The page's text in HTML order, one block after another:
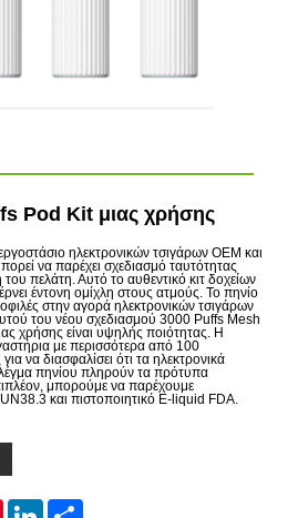
Pod Kit μιας χρήσης
ηλεκτρονικών τσιγάρων OEM και
να παρέχει σχεδιασμό ταυτότητας
πελάτη. Αυτό το αυθεντικό κιτ δοχείων
έντονη ομίχλη στους ατμούς. Το πηνίο
στην αγορά ηλεκτρονικών τσιγάρων
του νέου σχεδιασμού 3000 Puffs Mesh
χρήσης είναι υψηλής ποιότητας. Η
με περισσότερα από 100
να διασφαλίσει ότι τα ηλεκτρονικά
πηνίου πληρούν τα πρότυπα
μπορούμε να παρέχουμε
και πιστοποιητικό E-liquid FDA.
PinterestLinkedIn